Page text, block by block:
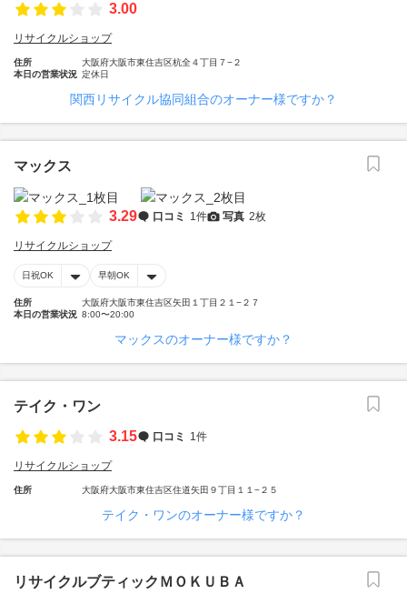
3.00
リサイクルショップ
住所
大阪府大阪市東住吉区杭全４丁目７−２
本日の営業状況 定休日
関西リサイクル協同組合のオーナー様ですか？
マックス
3.29 口コミ 1件 写真 2枚
リサイクルショップ
日祝OK 早朝OK
住所
大阪府大阪市東住吉区矢田１丁目２１−２７
本日の営業状況 8:00〜20:00
マックスのオーナー様ですか？
テイク・ワン
3.15
口コミ 1件
リサイクルショップ
住所 大阪府大阪市東住吉区住道矢田９丁目１１−２５
テイク・ワンのオーナー様ですか？
リサイクルブティックＭＯＫＵＢＡ